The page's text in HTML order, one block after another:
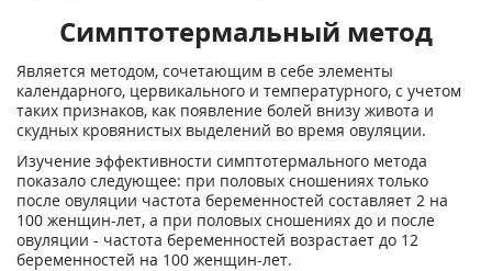
Симптотермальный метод
Является методом, сочетающим в себе элементы
календарного, цервикального и температурного, с учетом
таких признаков, как появление болей внизу живота и
скудных кровянистых выделений во время овуляции.
Изучение эффективности симптотермального метода
показало следующее: при половых сношениях только
после овуляции частота беременностей составляет 2 на
100 женщин-лет, а при половых сношениях до и после
овуляции - частота беременностей возрастает до 12
беременностей на 100 женщин-лет.